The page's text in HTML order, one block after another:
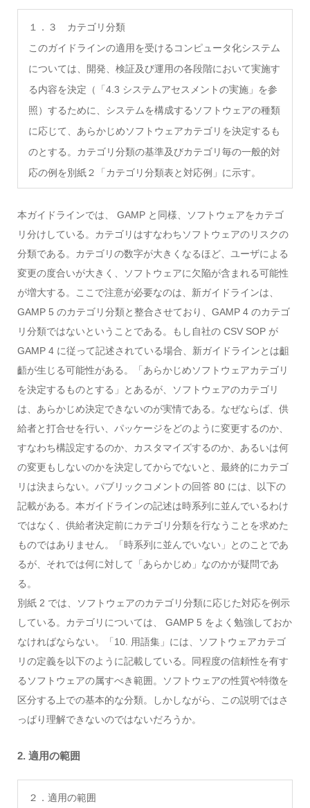
１．３ カテゴリ分類
このガイドラインの適用を受けるコンピュータ化システム
については、開発、検証及び運用の各段階において実施す
る内容を決定（「4.3 システムアセスメントの実施」を参
照）するために、システムを構成するソフトウェアの種類
に応じて、あらかじめソフトウェアカテゴリを決定するも
のとする。カテゴリ分類の基準及びカテゴリ毎の一般的対
応の例を別紙２「カテゴリ分類表と対応例」に示す。
本ガイドラインでは、 GAMP と同様、ソフトウェアをカテゴ
リ分けしている。カテゴリはすなわちソフトウェアのリスクの
分類である。カテゴリの数字が大きくなるほど、ユーザによる
変更の度合いが大きく、ソフトウェアに欠陥が含まれる可能性
が増大する。ここで注意が必要なのは、新ガイドラインは、
GAMP 5 のカテゴリ分類と整合させており、GAMP 4 のカテゴ
リ分類ではないということである。もし自社の CSV SOP が
GAMP 4 に従って記述されている場合、新ガイドラインとは齟
齬が生じる可能性がある。「あらかじめソフトウェアカテゴリ
を決定するものとする」とあるが、ソフトウェアのカテゴリ
は、あらかじめ決定できないのが実情である。なぜならば、供
給者と打合せを行い、パッケージをどのように変更するのか、
すなわち構設定するのか、カスタマイズするのか、あるいは何
の変更もしないのかを決定してからでないと、最終的にカテゴ
リは決まらない。パブリックコメントの回答 80 には、以下の
記載がある。本ガイドラインの記述は時系列に並んでいるわけ
ではなく、供給者決定前にカテゴリ分類を行なうことを求めた
ものではありません。「時系列に並んでいない」とのことであ
るが、それでは何に対して「あらかじめ」なのかが疑問であ
る。
別紙 2 では、ソフトウェアのカテゴリ分類に応じた対応を例示
している。カテゴリについては、 GAMP 5 をよく勉強しておか
なければならない。「10. 用語集」には、ソフトウェアカテゴ
リの定義を以下のように記載している。同程度の信頼性を有す
るソフトウェアの属すべき範囲。ソフトウェアの性質や特徴を
区分する上での基本的な分類。しかしながら、この説明ではさ
っぱり理解できないのではないだろうか。
2. 適用の範囲
２．適用の範囲